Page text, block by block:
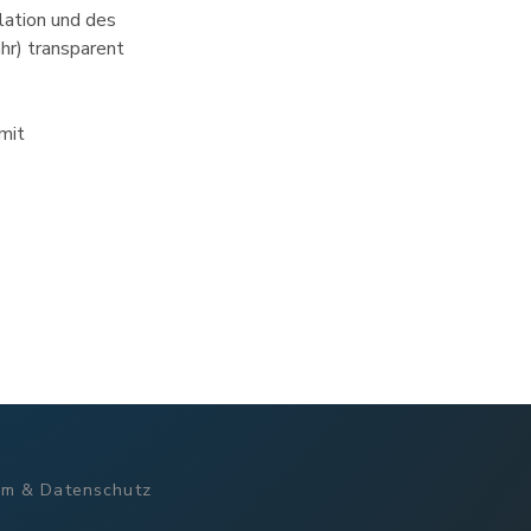
und des
transparent
& Datenschutz